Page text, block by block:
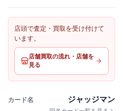
店頭で査定・買取を受け付けて
います。
店舗買取の流れ・店舗を
見る
カード名 ジャッジマン